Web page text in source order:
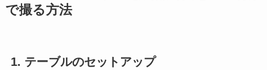
で撮る方法
1. テーブルのセットアップ